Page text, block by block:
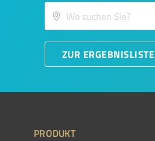
ZUR ERGEBNISLISTE
PRODUKT